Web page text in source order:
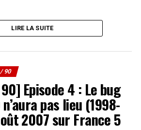
page spéciale sur le site de France 5
– DE 1962 A 1964
– DE 1962 A 1964
LIRE LA SUITE
/ 90
Episode 4 : Le bug
pas lieu (1998-
2007 sur France 5